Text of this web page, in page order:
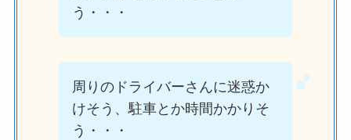
う・・・
周りのドライバーさんに迷惑か
けそう、駐車とか時間かかりそ
う・・・